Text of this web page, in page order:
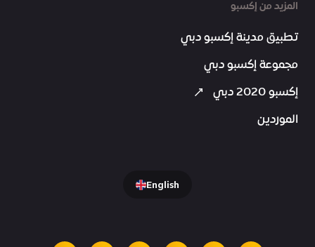
المزيد من إكسبو
تطبيق مدينة إكسبو دبي
مجموعة إكسبو دبي
إكسبو 2020 دبي
الموردين
English